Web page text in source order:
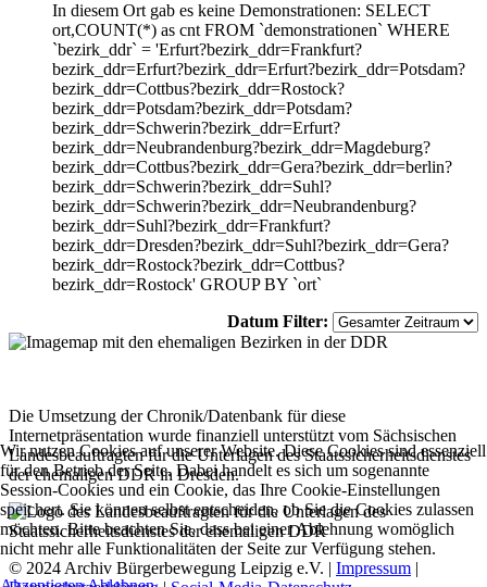
In diesem Ort gab es keine Demonstrationen: SELECT
ort,COUNT(*) as cnt FROM `demonstrationen` WHERE
`bezirk_ddr` = 'Erfurt?bezirk_ddr=Frankfurt?
bezirk_ddr=Erfurt?bezirk_ddr=Erfurt?bezirk_ddr=Potsdam?
bezirk_ddr=Cottbus?bezirk_ddr=Rostock?
bezirk_ddr=Potsdam?bezirk_ddr=Potsdam?
bezirk_ddr=Schwerin?bezirk_ddr=Erfurt?
bezirk_ddr=Neubrandenburg?bezirk_ddr=Magdeburg?
bezirk_ddr=Cottbus?bezirk_ddr=Gera?bezirk_ddr=berlin?
bezirk_ddr=Schwerin?bezirk_ddr=Suhl?
bezirk_ddr=Schwerin?bezirk_ddr=Neubrandenburg?
bezirk_ddr=Suhl?bezirk_ddr=Frankfurt?
bezirk_ddr=Dresden?bezirk_ddr=Suhl?bezirk_ddr=Gera?
bezirk_ddr=Rostock?bezirk_ddr=Cottbus?
bezirk_ddr=Rostock' GROUP BY `ort`
Datum Filter:
Die Umsetzung der Chronik/Datenbank für diese
Internetpräsentation wurde finanziell unterstützt vom Sächsischen
Landesbeauftragten für die Unterlagen des Staatssicherheitsdienstes
der ehemaligen DDR in Dresden.
© 2024 Archiv Bürgerbewegung Leipzig e.V. | Impressum |
Wir nutzen Cookies auf unserer Website. Diese Cookies sind essenziell
für den Betrieb der Seite. Dabei handelt es sich um sogenannte
Session-Cookies und ein Cookie, das Ihre Cookie-Einstellungen
speichert. Sie können selbst entscheiden, ob Sie die Cookies zulassen
möchten. Bitte beachten Sie, dass bei einer Ablehnung womöglich
nicht mehr alle Funktionalitäten der Seite zur Verfügung stehen.